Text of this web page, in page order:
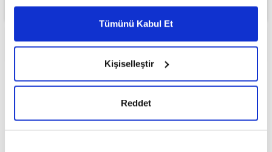
kullanılacaktır. Çerezlere ilişkin tercihlerinizi çerez
paneli vasıtasıyla belirleyebilirsiniz. Çerezlere ilişkin
detaylı bilgi için Ayarlar butonuna tıklayabilir,
6698 sayılı Kişisel Verilerin Korunması Kanunu
uyarınca hazırlanmış olan İnternet Sitesi Aydınlatma
Tümünü Kabul Et
Kişiselleştir
Reddet
ABONE OL
Türkiye Cumhuriyet Merkez Bankası
merakla beklediği yılın üçüncü